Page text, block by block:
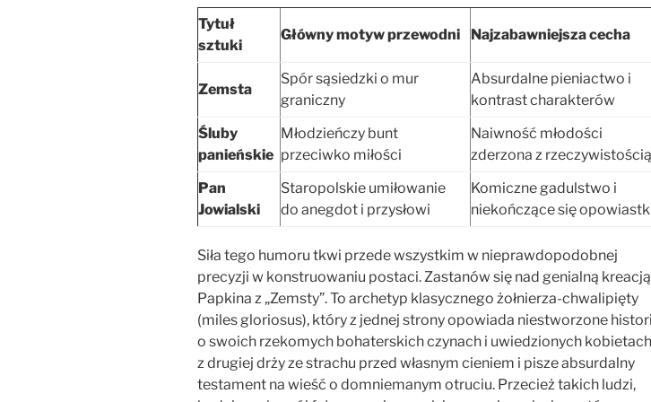
Tytuł
sztuki
Główny motyw przewodni Najzabawniejsza cecha
Zemsta
Spór sąsiedzki o mur
graniczny
Absurdalne pieniactwo i
kontrast charakterów
Śluby
panieńskie
Młodzieńczy bunt
przeciwko miłości
Naiwność młodości
zderzona z rzeczywistością
Pan
Jowialski
Staropolskie umiłowanie
do anegdot i przysłowi
Komiczne gadulstwo i
niekończące się
Siła tego humoru tkwi przede wszystkim w nieprawdopodobnej
precyzji w konstruowaniu postaci. Zastanów się nad genialną kreacją
Papkina z „Zemsty”. To archetyp klasycznego żołnierza-chwalipięty
(miles gloriosus), który z jednej strony opowiada niestworzone
o swoich rzekomych bohaterskich czynach i uwiedzionych
z drugiej drży ze strachu przed własnym cieniem i pisze absurdalny
testament na wieść o domniemanym otruciu. Przecież takich ludzi,